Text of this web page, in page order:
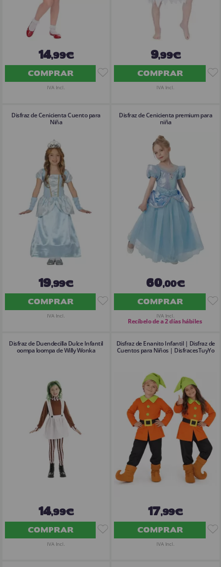
14,99€
COMPRAR
IVA Incl.
9,99€
COMPRAR
IVA Incl.
Disfraz de Cenicienta Cuento para
Niña
19,99€
COMPRAR
IVA Incl.
Disfraz de Cenicienta premium para
niña
60,00€
COMPRAR
IVA Incl.
Recíbelo de a 2 días hábiles
Disfraz de Duendecilla Dulce Infantil
oompa loompa de Willy Wonka
14,99€
COMPRAR
IVA Incl.
Disfraz de Enanito Infantil | Disfraz de
Cuentos para Niños | DisfracesTuyYo
17,99€
COMPRAR
IVA Incl.